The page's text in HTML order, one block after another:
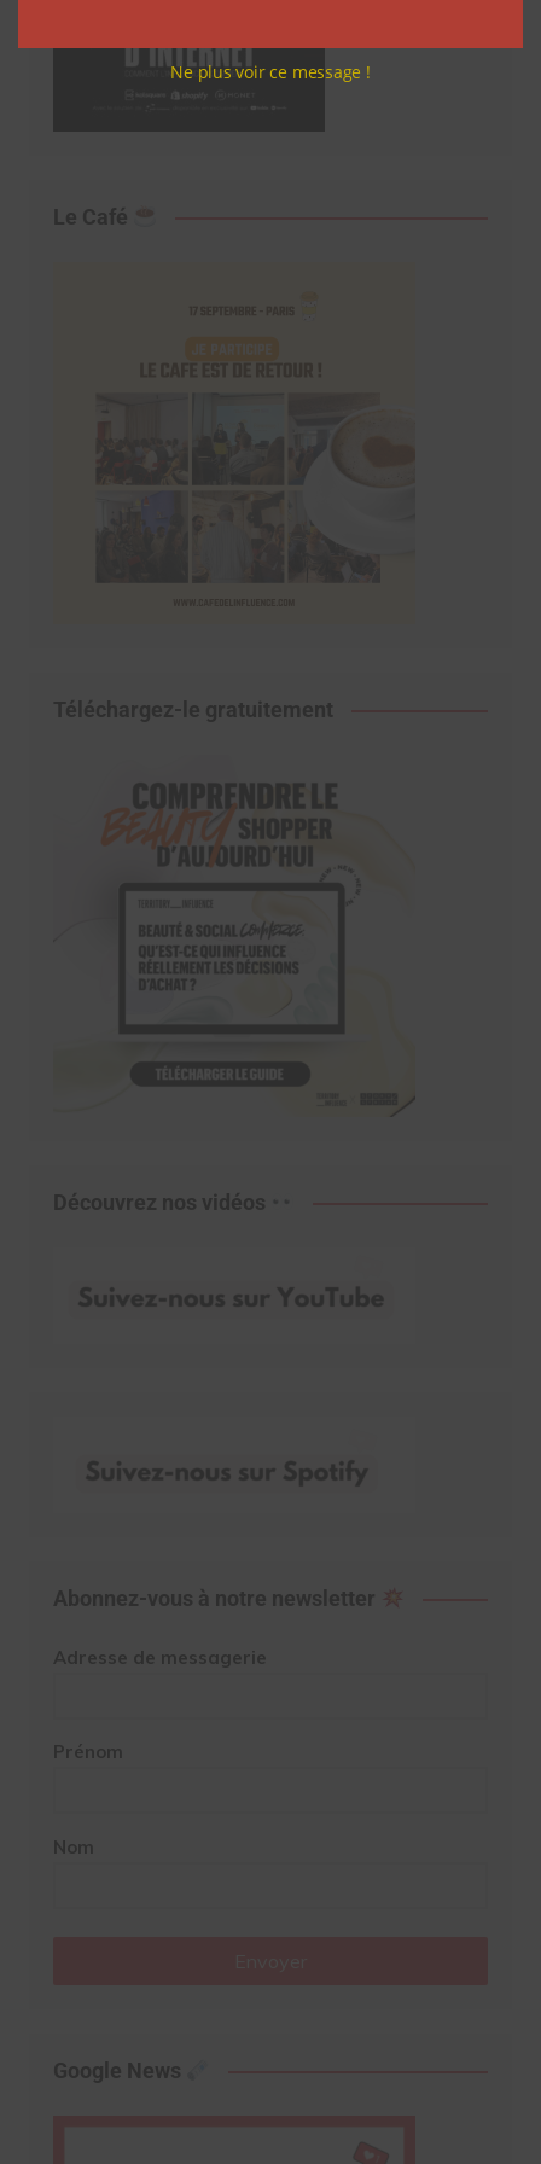
Le Café
Téléchargez-le gratuitement
Découvrez nos vidéos
Abonnez-vous à notre newsletter
Adresse de messagerie
Prénom
Nom
Google News
Ne plus voir ce message !